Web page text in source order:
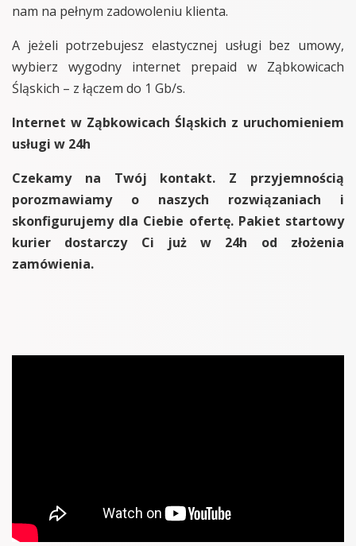
nam na pełnym zadowoleniu klienta.
A jeżeli potrzebujesz elastycznej usługi bez umowy,
wybierz wygodny internet prepaid w Ząbkowicach
Śląskich – z łączem do 1 Gb/s.
Internet w Ząbkowicach Śląskich z uruchomieniem
usługi w 24h
Czekamy na Twój kontakt. Z przyjemnością
porozmawiamy o naszych rozwiązaniach i
skonfigurujemy dla Ciebie ofertę. Pakiet startowy
kurier dostarczy Ci już w 24h od złożenia
zamówienia.